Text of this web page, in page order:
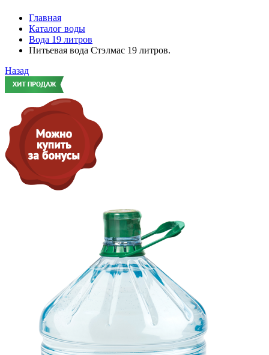
Главная
Каталог воды
Вода 19 литров
Питьевая вода Стэлмас 19 литров.
Назад